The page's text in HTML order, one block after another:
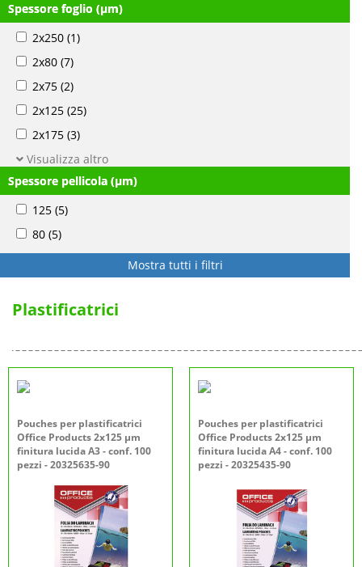
Spessore foglio (µm)
2x250 (1)
2x80 (7)
2x75 (2)
2x125 (25)
2x175 (3)
Visualizza altro
Spessore pellicola (µm)
125 (5)
80 (5)
Mostra tutti i filtri
Plastificatrici
Pouches per plastificatrici
Office Products 2x125 µm
finitura lucida A3 - conf. 100
pezzi - 20325635-90
Pouches per plastificatrici
Office Products 2x125 µm
finitura lucida A4 - conf. 100
pezzi - 20325435-90